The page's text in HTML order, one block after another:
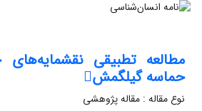
مطالعه تطبیقی
حماسه گیلگمش
نوع مقاله : مقاله پژوهشی